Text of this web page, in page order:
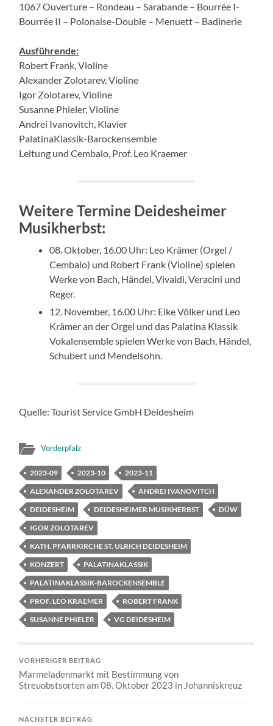
1067 Ouverture – Rondeau – Sarabande – Bourrée I-
Bourrée II – Polonaise-Double – Menuett – Badinerie
Ausführende:
Robert Frank, Violine
Alexander Zolotarev, Violine
Igor Zolotarev, Violine
Susanne Phieler, Violine
Andrei Ivanovitch, Klavier
PalatinaKlassik-Barockensemble
Leitung und Cembalo, Prof. Leo Kraemer
Weitere Termine Deidesheimer
Musikherbst:
08. Oktober, 16.00 Uhr: Leo Krämer (Orgel /
Cembalo) und Robert Frank (Violine) spielen
Werke von Bach, Händel, Vivaldi, Veracini und
Reger.
12. November, 16.00 Uhr: Elke Völker und Leo
Krämer an der Orgel und das Palatina Klassik
Vokalensemble spielen Werke von Bach, Händel,
Schubert und Mendelsohn.
Quelle: Tourist Service GmbH Deidesheim
Vorderpfalz
2023-09 2023-10
2023-11
ALEXANDER ZOLOTAREV
ANDREI IVANOVITCH
DEIDESHEIM
DEIDESHEIMER MUSIKHERBST
DÜW
IGOR ZOLOTAREV
KATH. PFARRKIRCHE ST. ULRICH DEIDESHEIM
KONZERT
PALATINAKLASSIK
PALATINAKLASSIK-BAROCKENSEMBLE
PROF. LEO KRAEMER
ROBERT FRANK
SUSANNE PHIELER
VG DEIDESHEIM
VORHERIGER BEITRAG
Marmeladenmarkt mit Bestimmung von
Streuobstsorten am 08. Oktober 2023 in Johanniskreuz
NÄCHSTER BEITRAG